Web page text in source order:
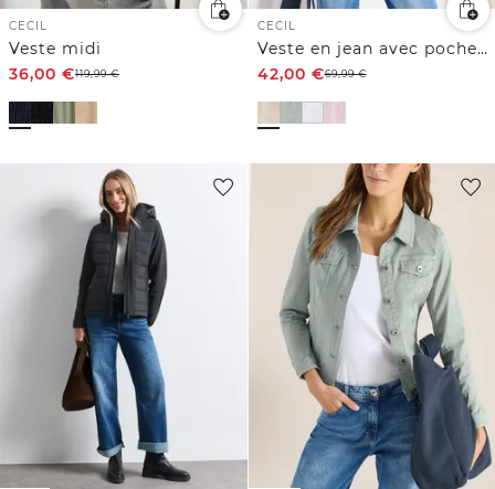
CECIL
Veste midi
36,00 €119,99€
CECIL
Veste en jean avec poches poitrine et boutons
42,00 €69,99€